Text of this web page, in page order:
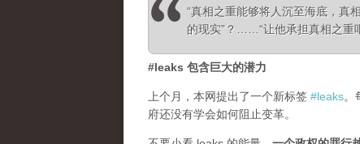
“真相之重能够将人沉至海底，真
的现实”？……“让他承担真相之重
#leaks 包含巨大的潜力
上个月，本网提出了一个新标签 #leaks。
府还没有学会如何阻止变革。